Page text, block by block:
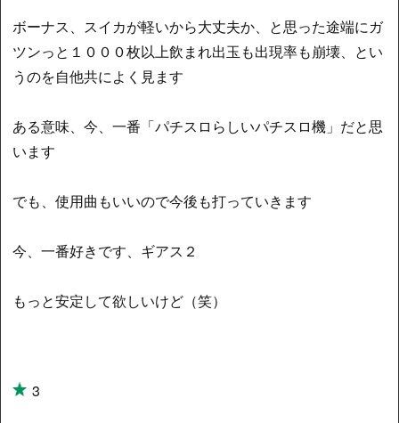
ボーナス、スイカが軽いから大丈夫か、と思った途端にガ
ツンっと１０００枚以上飲まれ出玉も出現率も崩壊、とい
うのを自他共によく見ます
ある意味、今、一番「パチスロらしいパチスロ機」だと思
います
でも、使用曲もいいので今後も打っていきます
今、一番好きです、ギアス２
もっと安定して欲しいけど（笑）
3